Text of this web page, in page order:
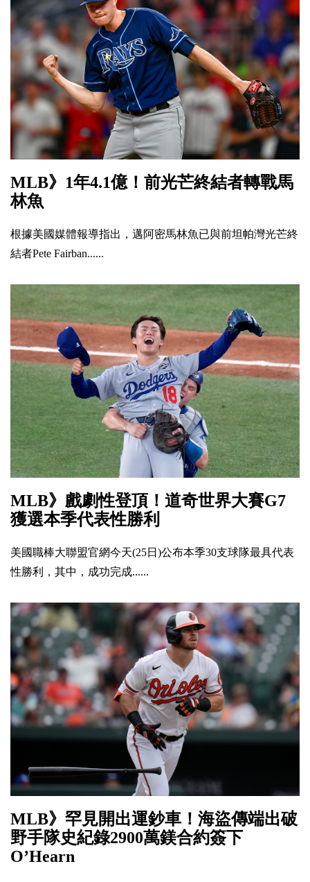
MLB》1年4.1億！前光芒終結者轉戰馬
林魚
根據美國媒體報導指出，邁阿密馬林魚已與前坦帕灣光芒終
結者Pete Fairban......
MLB》戲劇性登頂！道奇世界大賽G7
獲選本季代表性勝利
美國職棒大聯盟官網今天(25日)公布本季30支球隊最具代表
性勝利，其中，成功完成......
MLB》罕見開出運鈔車！海盜傳端出破
野手隊史紀錄2900萬鎂合約簽下
O’Hearn